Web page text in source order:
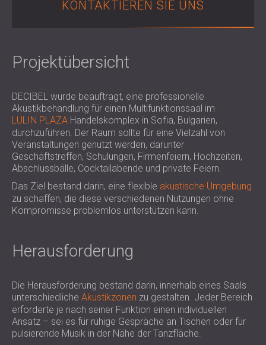
SCHALLSCHUTZ UND AKUSTIK FÜR
AKUSTIKLÖSUNGEN FÜR
EINZELHANDELSFLÄCHEN
BILDUNGSEINRICHTUNGEN
SCHALLSCHUTZ UND AKUSTIK FÜR
GESUNDHEITSEINRICHTUNGE
SCHALLSCHUTZ UND
AKUSTIKLÖSUNGEN FÜR DEN
AUDIOLOGIEBEREICH
SCHALLDÄMMUNG UND
AKUSTIKLÖSUNGEN FÜR
POLAND (PL)
USA (US)
SOUTH AFRICA (ZA)
KONTAKTIEREN SIE UNS
Projektübersicht
DECIBEL wurde beauftragt, eine professionelle
Akustikbehandlung für einen Multifunktionssaal im
LULIN PLAZA Handelskomplex in Sofia, Bulgarien,
durchzuführen. Der Raum sollte für eine Vielzahl von
Veranstaltungen genutzt werden, darunter
Geschäftstreffen, Schulungen, Firmenfeiern, Hochzeiten,
Abschlussbälle, Cocktailabende und private Feiern.
Das Ziel bestand darin, eine flexible akustische Umgebung
zu schaffen, die diese verschiedenen Nutzungen ohne
Kompromisse problemlos unterstützen kann.
Herausforderung
Die Herausforderung bestand darin, innerhalb eines Saals
unterschiedliche Akustikzonen zu gestalten. Jeder Bereich
erforderte je nach seiner Funktion einen individuellen
Ansatz – sei es für ruhige Gespräche an Tischen oder für
pulsierende Musik in der Nähe der Tanzfläche.